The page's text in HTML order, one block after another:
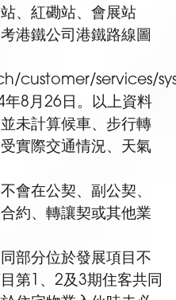
、紅磡站、會展站
港鐵公司港鐵路線圖
customer/services/
8月26日。以上資料
未計算候車、步行轉
實際交通情況、天氣
會在公契、副公契、
約、轉讓契或其他業
部分位於發展項目不
第1、2及3期住客共同